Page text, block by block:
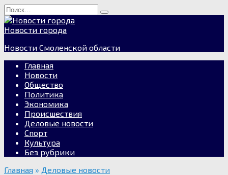
Перейти
к
содержанию
Search
for:
Новости города
Новости Смоленской области
Главная
Новости
Общество
Политика
Экономика
Происшествия
Деловые новости
Спорт
Культура
Без рубрики
Главная » Деловые новости